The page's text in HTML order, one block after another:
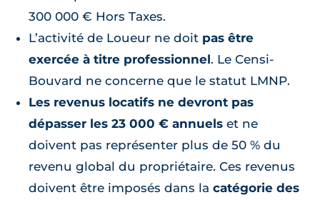
300 000 € Hors Taxes.
L’activité de Loueur ne doit pas être
exercée à titre professionnel. Le Censi-
Bouvard ne concerne que le statut LMNP.
Les revenus locatifs ne devront pas
dépasser les 23 000 € annuels et ne
doivent pas représenter plus de 50 % du
revenu global du propriétaire. Ces revenus
doivent être imposés dans la catégorie des